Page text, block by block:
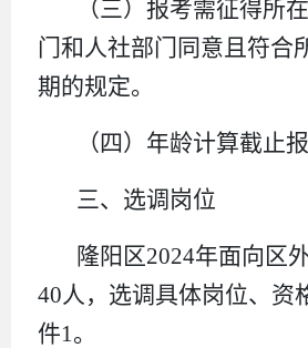
（三）报考需征得所
门和人社部门同意且符合
期的规定。
（四）年龄计算截止
三、选调岗位
隆阳区2024年面向区
40人，选调具体岗位、资
件1。